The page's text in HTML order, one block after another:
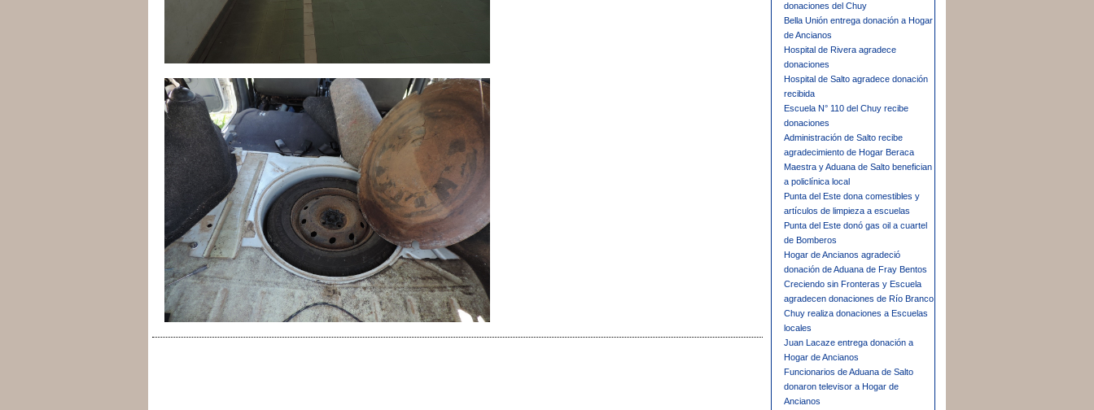
donaciones del Chuy
Bella Unión entrega donación a Hogar
de Ancianos
Hospital de Rivera agradece
donaciones
Hospital de Salto agradece donación
recibida
Escuela N° 110 del Chuy recibe
donaciones
Administración de Salto recibe
agradecimiento de Hogar Beraca
Maestra y Aduana de Salto benefician
a policlínica local
Punta del Este dona comestibles y
artículos de limpieza a escuelas
Punta del Este donó gas oil a cuartel
de Bomberos
Hogar de Ancianos agradeció
donación de Aduana de Fray Bentos
Creciendo sin Fronteras y Escuela
agradecen donaciones de Río Branco
Chuy realiza donaciones a Escuelas
locales
Juan Lacaze entrega donación a
Hogar de Ancianos
Funcionarios de Aduana de Salto
donaron televisor a Hogar de
Ancianos